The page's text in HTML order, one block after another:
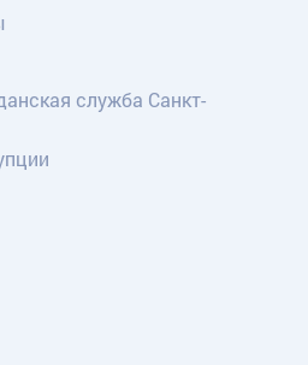
служба Санкт-